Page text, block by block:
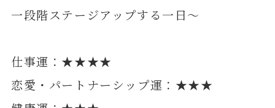
一段階ステージアップする一日～
仕事運：★★★★
恋愛・パートナーシップ運：★★★